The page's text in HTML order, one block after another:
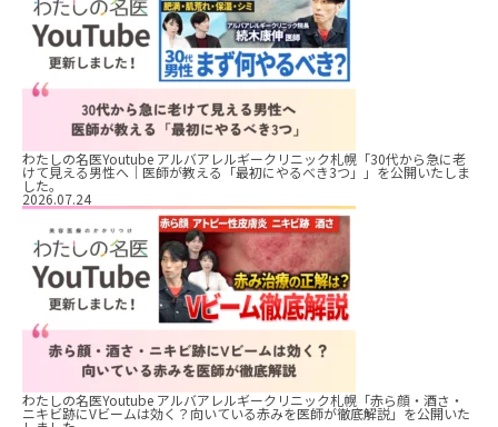
わたしの名医Youtube アルバアレルギークリニック札幌「30代から急に老
けて見える男性へ｜医師が教える「最初にやるべき3つ」」を公開いたしま
した。
2026.07.24
わたしの名医Youtube アルバアレルギークリニック札幌「赤ら顔・酒さ・
ニキビ跡にVビームは効く？向いている赤みを医師が徹底解説」を公開いた